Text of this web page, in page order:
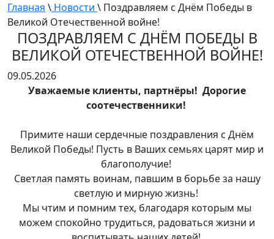
Главная \ Новости \ Поздравляем с Днём Победы в
Великой Отечественной войне!
ПОЗДРАВЛЯЕМ С ДНЁМ ПОБЕДЫ В
ВЕЛИКОЙ ОТЕЧЕСТВЕННОЙ ВОЙНЕ!
09.05.2026
Уважаемые клиенты, партнёры! Дорогие
соотечественники!
Примите наши сердечные поздравления с Днём
Великой Победы! Пусть в Ваших семьях царят мир и
благополучие!
Светлая память воинам, павшим в борьбе за нашу
светлую и мирную жизнь!
Мы чтим и помним тех, благодаря которым мы
можем спокойно трудиться, радоваться жизни и